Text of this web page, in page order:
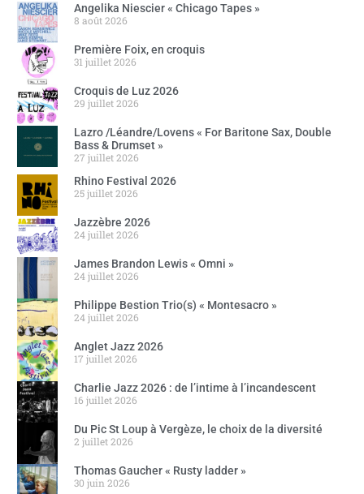
Angelika Niescier « Chicago Tapes »
8 août 2026
Première Foix, en croquis
31 juillet 2026
Croquis de Luz 2026
29 juillet 2026
Lazro /Léandre/Lovens « For Baritone Sax, Double
Bass & Drumset »
27 juillet 2026
Rhino Festival 2026
25 juillet 2026
Jazzèbre 2026
24 juillet 2026
James Brandon Lewis « Omni »
24 juillet 2026
Philippe Bestion Trio(s) « Montesacro »
24 juillet 2026
Anglet Jazz 2026
17 juillet 2026
Charlie Jazz 2026 : de l’intime à l’incandescent
16 juillet 2026
Du Pic St Loup à Vergèze, le choix de la diversité
2 juillet 2026
Thomas Gaucher « Rusty ladder »
30 juin 2026